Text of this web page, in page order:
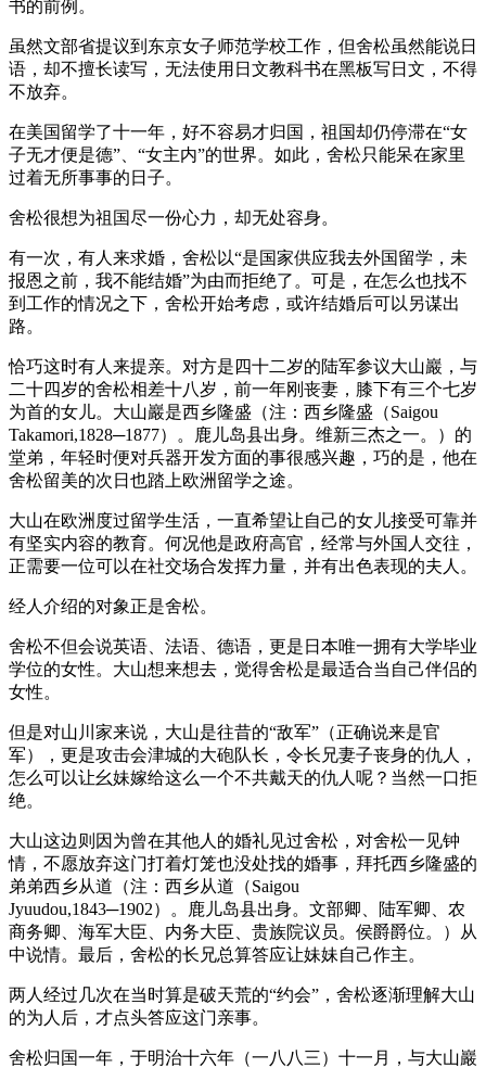
书的前例。
虽然文部省提议到东京女子师范学校工作，但舍松虽然能说日
语，却不擅长读写，无法使用日文教科书在黑板写日文，不得
不放弃。
在美国留学了十一年，好不容易才归国，祖国却仍停滞在“女
子无才便是德”、“女主内”的世界。如此，舍松只能呆在家里
过着无所事事的日子。
舍松很想为祖国尽一份心力，却无处容身。
有一次，有人来求婚，舍松以“是国家供应我去外国留学，未
报恩之前，我不能结婚”为由而拒绝了。可是，在怎么也找不
到工作的情况之下，舍松开始考虑，或许结婚后可以另谋出
路。
恰巧这时有人来提亲。对方是四十二岁的陆军参议大山巖，与
二十四岁的舍松相差十八岁，前一年刚丧妻，膝下有三个七岁
为首的女儿。大山巖是西乡隆盛（注：西乡隆盛（Saigou
Takamori,1828─1877）。鹿儿岛县出身。维新三杰之一。）的
堂弟，年轻时便对兵器开发方面的事很感兴趣，巧的是，他在
舍松留美的次日也踏上欧洲留学之途。
大山在欧洲度过留学生活，一直希望让自己的女儿接受可靠并
有坚实内容的教育。何况他是政府高官，经常与外国人交往，
正需要一位可以在社交场合发挥力量，并有出色表现的夫人。
经人介绍的对象正是舍松。
舍松不但会说英语、法语、德语，更是日本唯一拥有大学毕业
学位的女性。大山想来想去，觉得舍松是最适合当自己伴侣的
女性。
但是对山川家来说，大山是往昔的“敌军”（正确说来是官
军），更是攻击会津城的大砲队长，令长兄妻子丧身的仇人，
怎么可以让幺妹嫁给这么一个不共戴天的仇人呢？当然一口拒
绝。
大山这边则因为曾在其他人的婚礼见过舍松，对舍松一见钟
情，不愿放弃这门打着灯笼也没处找的婚事，拜托西乡隆盛的
弟弟西乡从道（注：西乡从道（Saigou
Jyuudou,1843─1902）。鹿儿岛县出身。文部卿、陆军卿、农
商务卿、海军大臣、内务大臣、贵族院议员。侯爵爵位。）从
中说情。最后，舍松的长兄总算答应让妹妹自己作主。
两人经过几次在当时算是破天荒的“约会”，舍松逐渐理解大山
的为人后，才点头答应这门亲事。
舍松归国一年，于明治十六年（一八八三）十一月，与大山巖